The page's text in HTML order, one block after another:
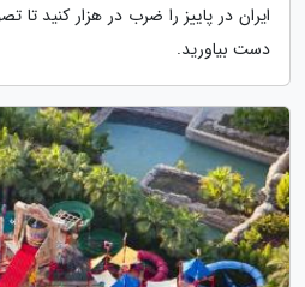
ایران در پاییز را ضرب در هزار کنید تا
دست بیاورید.